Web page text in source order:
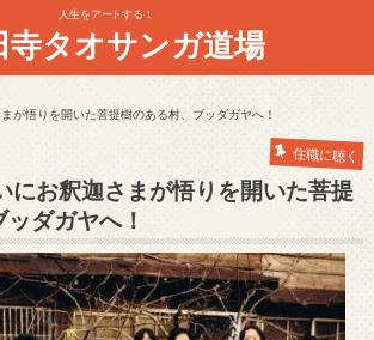
人生をアートする！
寺タオサンガ道場
悟りを開いた菩提樹のある村、ブッダガヤへ！
住職に聴く
お釈迦さまが悟りを開いた菩提
ダガヤへ！